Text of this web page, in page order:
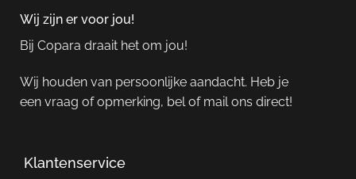
Wij zijn er voor jou!
Bij Copara draait het om jou!
Wij houden van persoonlijke aandacht. Heb je
een vraag of opmerking, bel of mail ons direct!
Klantenservice